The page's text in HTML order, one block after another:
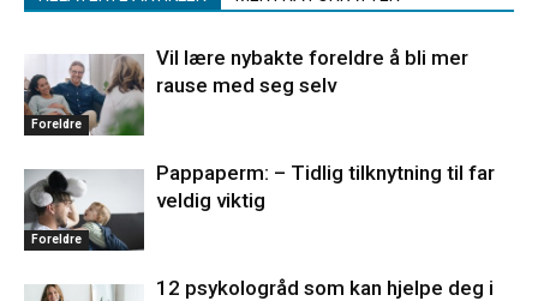
Foreldre
Vil lære nybakte foreldre å bli mer
rause med seg selv
Foreldre
Pappaperm: – Tidlig tilknytning til far
veldig viktig
12 psykologråd som kan hjelpe deg i